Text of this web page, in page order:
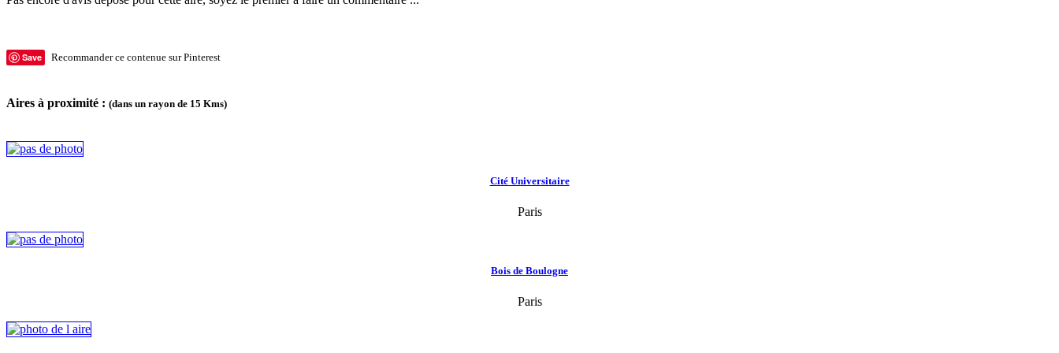
Save Recommander ce contenue sur Pinterest
Aires à proximité : (dans un rayon de 15 Kms)
Cité Universitaire
Paris
Bois de Boulogne
Paris